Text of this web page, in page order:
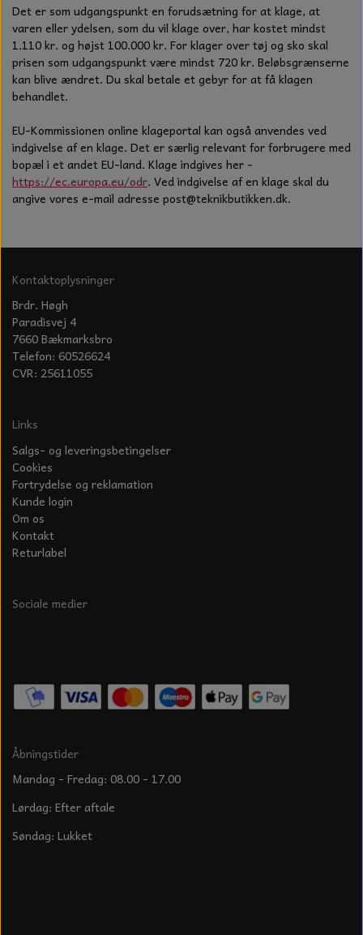
Det er som udgangspunkt en forudsætning for at klage, at
varen eller ydelsen, som du vil klage over, har kostet mindst
1.110 kr. og højst 100.000 kr. For klager over tøj og sko skal
prisen som udgangspunkt være mindst 720 kr. Beløbsgrænserne
kan blive ændret. Du skal betale et gebyr for at få klagen
behandlet.
EU-Kommissionen online klageportal kan også anvendes ved
indgivelse af en klage. Det er særlig relevant for forbrugere med
bopæl i et andet EU-land. Klage indgives her -
https://ec.europa.eu/odr. Ved indgivelse af en klage skal du
angive vores e-mail adresse post@teknikbutikken.dk.
Kontaktoplysninger
Brdr. Høgh
Paradisvej 4
7660 Bækmarksbro
Telefon: 60526624
CVR: 25611055
Links
Salgs- og leveringsbetingelser
Cookies
Fortrydelse og reklamation
Kunde login
Om os
Kontakt
Returlabel
Sociale medier
Åbningstider
Mandag - Fredag: 08.00 - 17.00
Lørdag: Efter aftale
Søndag: Lukket